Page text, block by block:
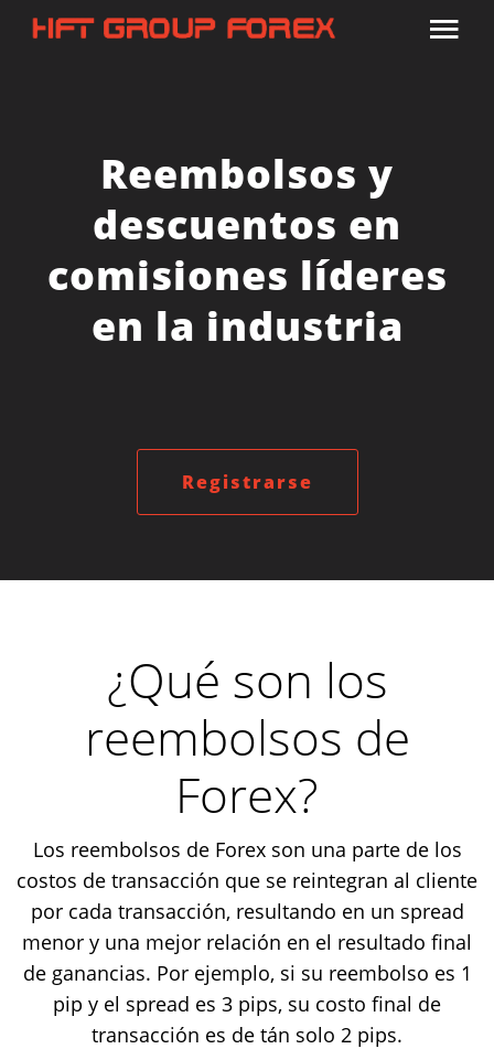
Reembolsos y
descuentos en
comisiones líderes
en la industria
Registrarse
¿Qué son los
reembolsos de
Forex?
Los reembolsos de Forex son una parte de los
costos de transacción que se reintegran al cliente
por cada transacción, resultando en un spread
menor y una mejor relación en el resultado final
de ganancias. Por ejemplo, si su reembolso es 1
pip y el spread es 3 pips, su costo final de
transacción es de tán solo 2 pips.